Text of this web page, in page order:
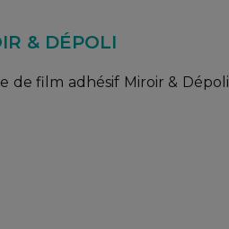
& DÉPOLI
de film adhésif Miroir & Dépoli